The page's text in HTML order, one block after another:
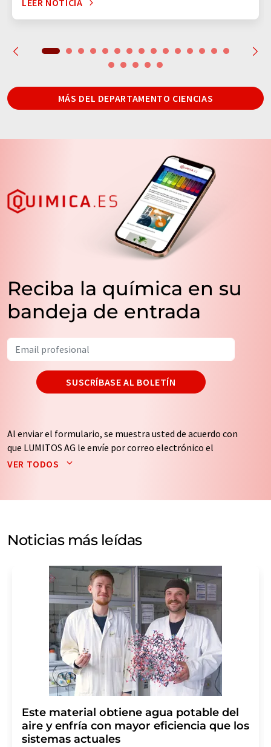
LEER NOTICIA
MÁS DEL DEPARTAMENTO CIENCIAS
Reciba la química en su
bandeja de entrada
SUSCRÍBASE AL BOLETÍN
Al enviar el formulario, se muestra usted de acuerdo con
que LUMITOS AG le envíe por correo electrónico el
boletín o boletines seleccionados anteriormente. Sus
de nuestrapolítica de protección de datos. LUMITOS
electrónico a efectos publicitarios o de investigación de
mercado y opinión. Puede revocar en todo momento su
de indicar los motivos informando por correo postal a
LUMITOS AG, Ernst-Augustin-Str. 2, 12489 Berlín
(Alemania) o por correo electrónico a
revoke@lumitos.com. Además, en cada correo
electrónico se incluye un enlace para anular la
suscripción al boletín informativo correspondiente.
VER TODOS
Noticias más leídas
Este material obtiene agua potable del
aire y enfría con mayor eficiencia que los
sistemas actuales